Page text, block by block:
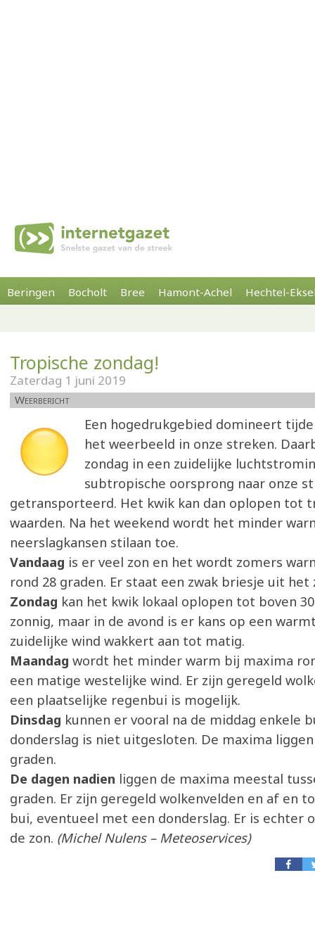
Beringen Bocholt Bree Hamont-Achel Hechtel-
Tropische zondag!
Zaterdag 1 juni 2019
Weerbericht
Een hogedrukgebied domineert
het weerbeeld in onze streken.
zondag in een zuidelijke
subtropische oorsprong naar onze
getransporteerd. Het kwik kan dan oplopen tot
waarden. Na het weekend wordt het minder
neerslagkansen stilaan toe.
Vandaag is er veel zon en het wordt zomers
rond 28 graden. Er staat een zwak briesje uit het
Zondag kan het kwik lokaal oplopen tot boven
zonnig, maar in de avond is er kans op een
zuidelijke wind wakkert aan tot matig.
Maandag wordt het minder warm bij maxima
een matige westelijke wind. Er zijn geregeld
een plaatselijke regenbui is mogelijk.
Dinsdag kunnen er vooral na de middag enkele
donderslag is niet uitgesloten. De maxima
graden.
De dagen nadien liggen de maxima meestal
graden. Er zijn geregeld wolkenvelden en af en
bui, eventueel met een donderslag. Er is echter
de zon. (Michel Nulens – Meteoservices)